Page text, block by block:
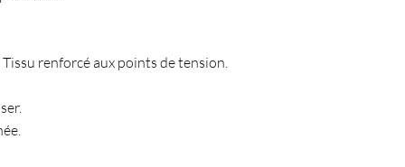
renforcé aux points de tension.